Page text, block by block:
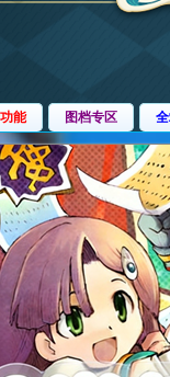
能 图档专区